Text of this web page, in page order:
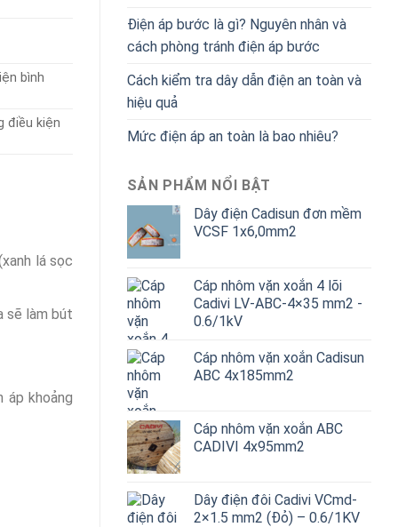
bình
điều kiện
lá sọc
sẽ làm bút
khoảng
Điện áp bước là gì? Nguyên nhân và
cách phòng tránh điện áp bước
Cách kiểm tra dây dẫn điện an toàn và
hiệu quả
Mức điện áp an toàn là bao nhiêu?
SẢN PHẨM NỔI BẬT
Dây điện Cadisun đơn mềm
VCSF 1x6,0mm2
Cáp nhôm vặn xoắn 4 lõi
Cadivi LV-ABC-4×35 mm2 -
0.6/1kV
Cáp nhôm vặn xoắn Cadisun
ABC 4x185mm2
Cáp nhôm vặn xoắn ABC
CADIVI 4x95mm2
Dây điện đôi Cadivi VCmd-
2×1.5 mm2 (Đỏ) – 0.6/1KV